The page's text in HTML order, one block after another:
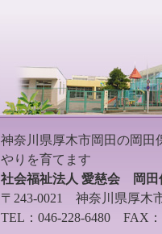
神奈川県厚木市岡田の岡田
やりを育てます
社会福祉法人 愛慈会 岡田
〒243-0021 神奈川県厚木
TEL：046-228-6480 FAX：